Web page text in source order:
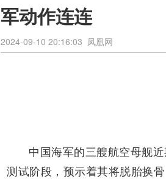
军动作连连
2024-09-10 20:16:03 凤凰网
中国海军的三艘航空母舰
测试阶段，预示着其将脱胎换